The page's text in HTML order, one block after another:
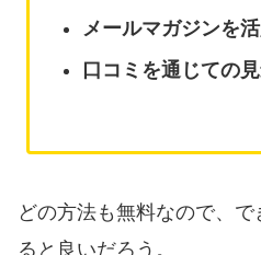
メールマガジンを
口コミを通じての
どの方法も無料なので、
ると良いだろう。